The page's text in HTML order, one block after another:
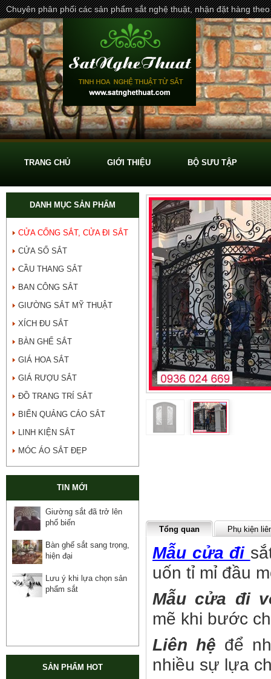
Chuyên phân phối các sản phẩm sắt nghệ thuật, nhận đặt hàng
TRANG CHỦ GIỚI THIỆU BỘ SƯU TẬP
DANH MỤC SẢN PHẨM
CỬA CỔNG SẮT, CỬA ĐI SẮT
CỬA SỔ SẮT
CẦU THANG SẮT
BAN CÔNG SẮT
GIƯỜNG SẮT MỸ THUẬT
XÍCH ĐU SẮT
BÀN GHẾ SẮT
GIÁ HOA SẮT
GIÁ RƯỢU SẮT
ĐỒ TRANG TRÍ SẮT
BIỂN QUẢNG CÁO SẮT
LINH KIỆN SẮT
MÓC ÁO SẮT ĐẸP
TIN MỚI
Giường sắt đã trở lên
phổ biến
Bàn ghế sắt sang trọng,
hiện đại
Lưu ý khi lựa chọn sản
phẩm sắt
SẢN PHẨM HOT
Tổng quan Phụ kiện
Mẫu cửa đi
uốn tỉ mỉ đầu
Mẫu cửa đi
mẽ khi bước
Liên hệ để
nhiều sự lựa